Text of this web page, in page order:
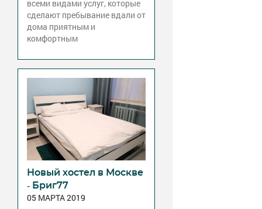
всеми видами услуг, которые
сделают пребывание вдали от
дома приятным и
комфортным
Новый хостел в Москве
- Бриг77
05 МАРТА 2019